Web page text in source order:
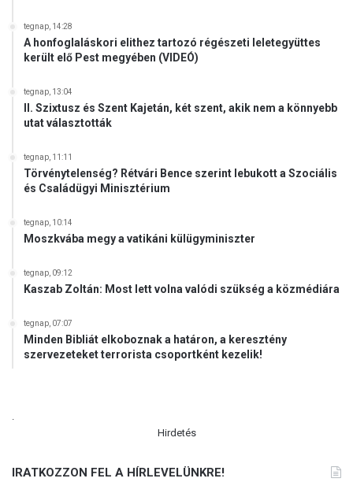
tegnap, 14:28
A honfoglaláskori elithez tartozó régészeti leletegyüttes
került elő Pest megyében (VIDEÓ)
tegnap, 13:04
II. Szixtusz és Szent Kajetán, két szent, akik nem a könnyebb
utat választották
tegnap, 11:11
Törvénytelenség? Rétvári Bence szerint lebukott a Szociális
és Családügyi Minisztérium
tegnap, 10:14
Moszkvába megy a vatikáni külügyminiszter
tegnap, 09:12
Kaszab Zoltán: Most lett volna valódi szükség a közmédiára
tegnap, 07:07
Minden Bibliát elkoboznak a határon, a keresztény
szervezeteket terrorista csoportként kezelik!
.
Hirdetés
IRATKOZZON FEL A HÍRLEVELÜNKRE!